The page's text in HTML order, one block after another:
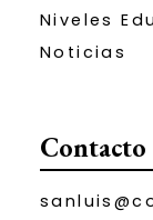
Niveles
Noticias
Contacto